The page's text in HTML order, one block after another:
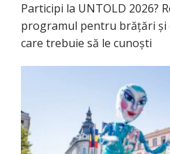
Participi la UNTOLD 2026?
programul pentru brățări și
care trebuie să le cunoști